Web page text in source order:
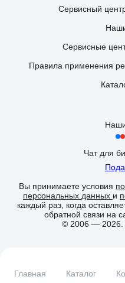
Главная Каталог
Сервисный
Сервисные
Правила применения
Чат для
Вы принимаете условия
персональных данных и
каждый раз, когда
обратной связи на
© 2006 — 2026.